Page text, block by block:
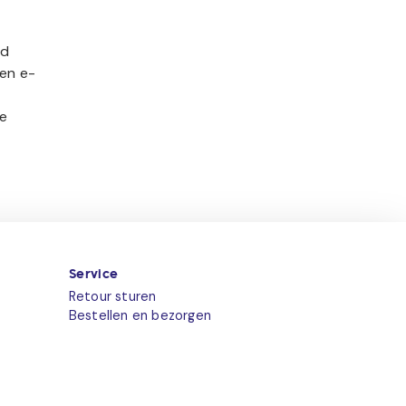
e-
Service
Retour sturen
Bestellen en bezorgen